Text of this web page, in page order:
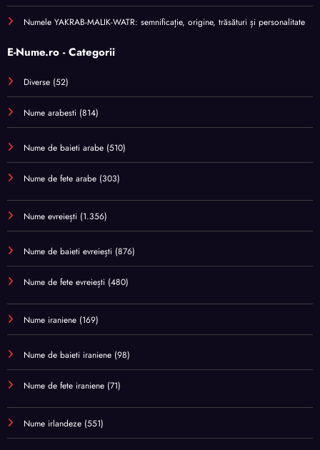
Numele YAKRAB-MALIK-WATR: semnificație, origine, trăsături și personalitate
E-Nume.ro - Categorii
Diverse (52)
Nume arabesti (814)
Nume de baieti arabe (510)
Nume de fete arabe (303)
Nume evreiești (1.356)
Nume de baieti evreiești (876)
Nume de fete evreiești (480)
Nume iraniene (169)
Nume de baieti iraniene (98)
Nume de fete iraniene (71)
Nume irlandeze (551)